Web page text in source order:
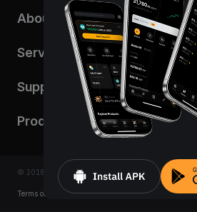
About
Services
Support
Products
© 2018-2026 Bybit.com. All rights reserved.
Terms of Service | Privacy Terms